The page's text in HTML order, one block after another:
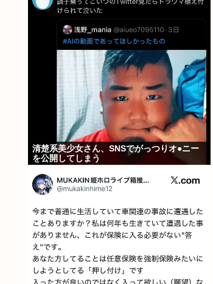
清楚系美少女さん、SNSでがっつりオ●ニー
を公開してしまう